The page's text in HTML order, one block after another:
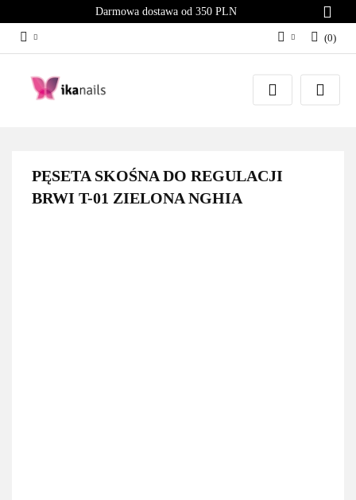
Darmowa dostawa od 350 PLN
Zaloguj się
Załóż konto
(0)
PĘSETA SKOŚNA DO REGULACJI
BRWI T-01 ZIELONA NGHIA